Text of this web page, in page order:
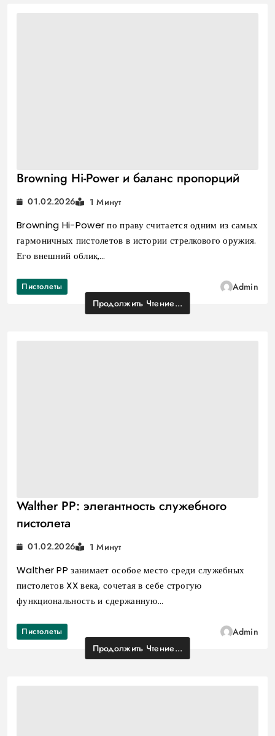
Browning Hi-Power и баланс пропорций
01.02.2026 1 Минут
Browning Hi-Power по праву считается одним из самых
гармоничных пистолетов в истории стрелкового оружия.
Его внешний облик,…
Пистолеты
Admin
Продолжить Чтение...
Walther PP: элегантность служебного
пистолета
01.02.2026 1 Минут
Walther PP занимает особое место среди служебных
пистолетов XX века, сочетая в себе строгую
функциональность и сдержанную…
Пистолеты
Admin
Продолжить Чтение...